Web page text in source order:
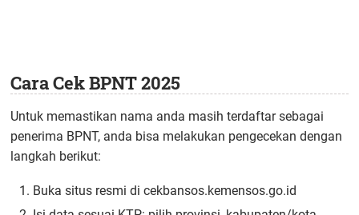
Cara Cek BPNT 2025
Untuk memastikan nama anda masih terdaftar sebagai
penerima BPNT, anda bisa melakukan pengecekan dengan
langkah berikut:
Buka situs resmi di cekbansos.kemensos.go.id